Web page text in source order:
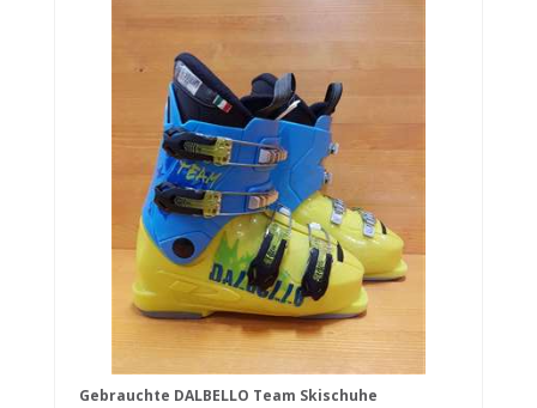
Gebrauchte DALBELLO Team Skischuhe